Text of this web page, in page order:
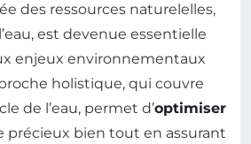
des ressources naturelelles,
est devenue essentielle
enjeux environnementaux
holistique, qui couvre
de l’eau, permet d’optimiser
précieux bien tout en assurant